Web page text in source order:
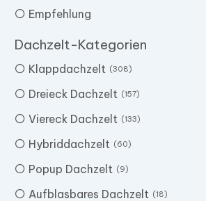
Empfehlung
Dachzelt-Kategorien
Klappdachzelt 308
Dreieck Dachzelt 157
Viereck Dachzelt 133
Hybriddachzelt 60
Popup Dachzelt 9
Aufblasbares Dachzelt 18